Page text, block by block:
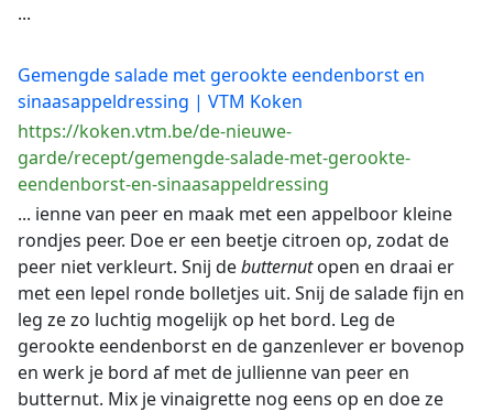
...
Gemengde salade met gerookte eendenborst en
sinaasappeldressing | VTM Koken
https://koken.vtm.be/de-nieuwe-
garde/recept/gemengde-salade-met-gerookte-
eendenborst-en-sinaasappeldressing
... ienne van peer en maak met een appelboor kleine
rondjes peer. Doe er een beetje citroen op, zodat de
peer niet verkleurt. Snij debutternutopen en draai er
met een lepel ronde bolletjes uit. Snij de salade fijn en
leg ze zo luchtig mogelijk op het bord. Leg de
gerookte eendenborst en de ganzenlever er bovenop
en werk je bord af met de jullienne van peer en
butternut. Mix je vinaigrette nog eens op en doe ze